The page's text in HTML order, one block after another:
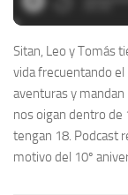
Sitan, Leo y Tomás
vida frecuentando el
aventuras y
nos oigan dentro de
tengan 18. Podcast
motivo del 10º